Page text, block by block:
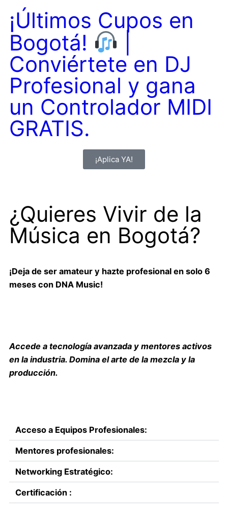
¡Últimos Cupos en
Bogotá!
Conviértete en DJ
Profesional y gana
un Controlador MIDI
GRATIS.
¡Aplica YA!
¿Quieres Vivir de la
Música en Bogotá?
¡Deja de ser amateur y hazte profesional en solo 6
meses con DNA Music!
Accede a tecnología avanzada y mentores activos
en la industria. Domina el arte de la mezcla y la
producción.
Acceso a Equipos Profesionales:
Mentores profesionales:
Networking Estratégico:
Certificación :